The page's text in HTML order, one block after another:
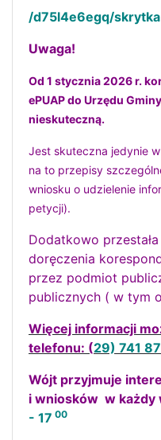
/d75l4e6egq/skrytka
Uwaga!
Od 1 stycznia 2026 r.
ePUAP do Urzędu
nieskuteczną.
Jest skuteczna jedynie
na to przepisy
wniosku o udzielenie
petycji).
Dodatkowo
doręczenia
przez podmiot
publicznych ( w tym
Więcej informacji
telefonu: (29) 741
Wójt przyjmuje
i wniosków w każdy
- 17 00